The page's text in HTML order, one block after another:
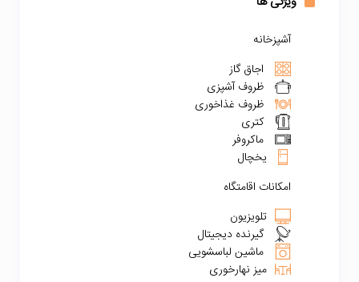
آشپزخانه
اجاق گاز
ظروف آشپزی
ظروف غذاخوری
کتری
ماکروفر
یخچال
امکانات اقامتگاه
تلویزیون
گیرنده دیجیتال
ماشین لباسشویی
میز نهارخوری